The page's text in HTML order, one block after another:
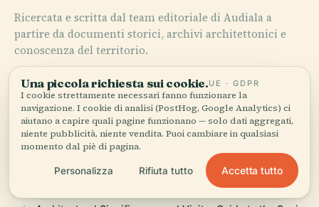
Ricercata e scritta dal team editoriale di Audiala a
partire da documenti storici, archivi architettonici e
conoscenza del territorio.
Ultima revisione: April 2026
Spain Pavilion Shanghai: A Must-See Expo Landmark
with Visitor Tips and History, 2010, Miralles Tagliabue
EMBT
Una piccola richiesta sui cookie.UE · GDPR
I cookie strettamente necessari fanno funzionare la
navigazione. I cookie di analisi (PostHog, Google Analytics) ci
aiutano a capire quali pagine funzionano — solo dati aggregati,
niente pubblicità, niente vendita. Puoi cambiare in qualsiasi
momento dal piè di pagina.
Personalizza Rifiuta tutto Accetta tutto